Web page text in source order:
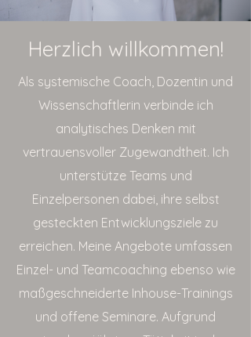
Herzlich willkommen!
Als systemische Coach, Dozentin und
Wissenschaftlerin verbinde ich
analytisches Denken mit
vertrauensvoller Zugewandtheit. Ich
unterstütze Teams und
Einzelpersonen dabei, ihre selbst
gesteckten Entwicklungsziele zu
erreichen. Meine Angebote umfassen
Einzel- und Teamcoaching ebenso wie
maßgeschneiderte Inhouse-Trainings
und offene Seminare. Aufgrund